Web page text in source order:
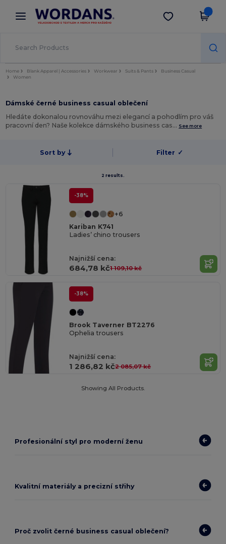
× Aplikace Wordans
Lepší ceny v aplikaci!
Stáhnout app
Home Blank Apparel | Accessories Workwear Suits & Pants
Business Casual
Women
Dámské černé business casual oblečení
Hledáte dokonalou rovnováhu mezi elegancí a pohodlím pro váš
pracovní den? Naše kolekce dámského business cas… See more
Sort by Filter ✓
2 results.
-38%
+6
Kariban K741
Ladies’ chino trousers
Najnižší cena:
684,78 kč1 109,10 kč
-38%
Brook Taverner BT2276
Ophelia trousers
Najnižší cena:
1 286,82 kč2 085,07 kč
Showing All Products.
Profesionální styl pro moderní ženu
Kvalitní materiály a precizní střihy
Proč zvolit černé business casual oblečení?